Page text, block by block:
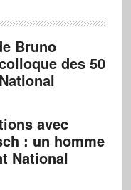
Bruno
des 50
avec
: un homme
National